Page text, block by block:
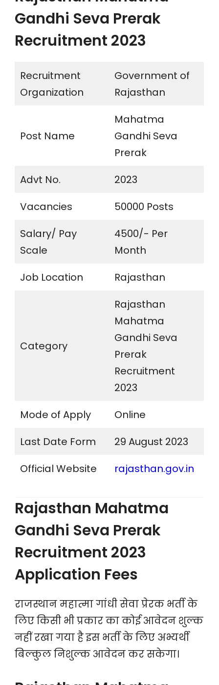
Gandhi Seva Prerak
Recruitment 2023
Recruitment
Organization
Government of
Rajasthan
Post Name
Mahatma
Gandhi Seva
Prerak
Advt No.
2023
Vacancies
50000 Posts
Salary/ Pay
Scale
4500/- Per
Month
Job Location
Rajasthan
Category
Rajasthan
Mahatma
Gandhi Seva
Prerak
Recruitment
2023
Mode of Apply
Online
Last Date Form
29 August 2023
Official Website
rajasthan.gov.in
Rajasthan Mahatma
Gandhi Seva Prerak
Recruitment 2023
Application Fees
राजस्थान महात्मा गांधी सेवा प्रेरक भर्ती के
लिए किसी भी प्रकार का कोई आवेदन शुल्क
नहीं रखा गया है इस भर्ती के लिए अभ्यर्थी
बिल्कुल निशुल्क आवेदन कर सकेगा।